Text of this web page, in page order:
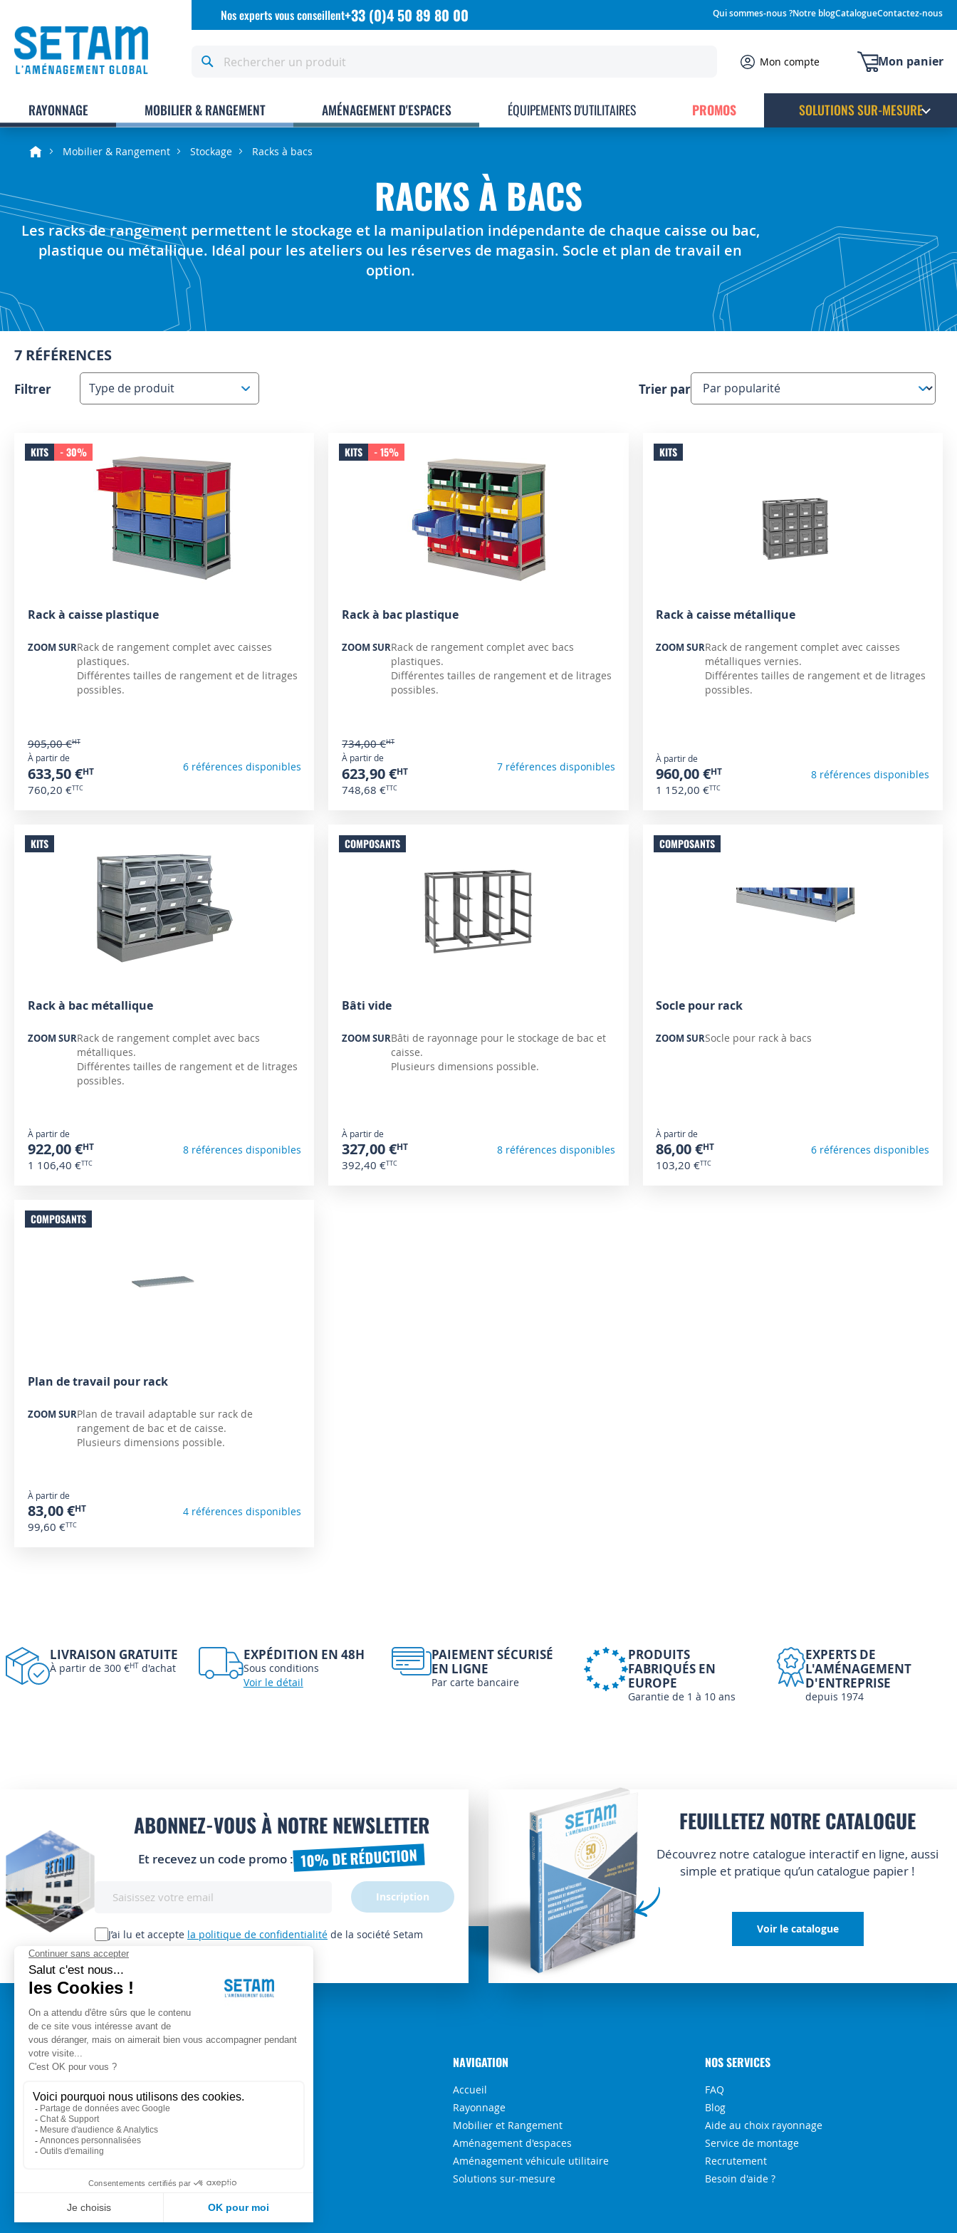
Allez
Qui sommes-nous ?Notre blogCatalogueContactez-nous
Nos experts vous conseillent+33 (0)4 50 89 80 00
Mon panier
Mon compte
RAYONNAGE MOBILIER & RANGEMENT AMÉNAGEMENT D'ESPACES ÉQUIPEMENTS D'UTILITAIRES PROMOS SOLUTIONS SUR-MESURE
Mobilier & Rangement Stockage Racks à bacs
RACKS À BACS
Les racks de rangement permettent le stockage et la manipulation indépendante de chaque caisse ou bac,
plastique ou métallique. Idéal pour les ateliers ou les réserves de magasin. Socle et plan de travail en
option.
7 RÉFÉRENCES
Filtrer Type de produit Trier par
KITS - 30%
Rack à caisse plastique
ZOOM SURRack de rangement complet avec caisses
plastiques.
Différentes tailles de rangement et de litrages
possibles.
905,00 €
À partir de
633,50 €
760,20 €
6 références disponibles
KITS - 15%
Rack à bac plastique
ZOOM SURRack de rangement complet avec bacs
plastiques.
Différentes tailles de rangement et de litrages
possibles.
734,00 €
À partir de
623,90 €
748,68 €
7 références disponibles
KITS
Rack à caisse métallique
ZOOM SURRack de rangement complet avec caisses
métalliques vernies.
Différentes tailles de rangement et de litrages
possibles.
À partir de
960,00 €
1 152,00 €
8 références disponibles
KITS
Rack à bac métallique
ZOOM SURRack de rangement complet avec bacs
métalliques.
Différentes tailles de rangement et de litrages
possibles.
À partir de
922,00 €
1 106,40 €
8 références disponibles
COMPOSANTS
Bâti vide
ZOOM SURBâti de rayonnage pour le stockage de bac et
caisse.
Plusieurs dimensions possible.
À partir de
327,00 €
392,40 €
8 références disponibles
COMPOSANTS
Socle pour rack
ZOOM SURSocle pour rack à bacs
À partir de
86,00 €
103,20 €
6 références disponibles
COMPOSANTS
Plan de travail pour rack
ZOOM SURPlan de travail adaptable sur rack de
rangement de bac et de caisse.
Plusieurs dimensions possible.
À partir de
83,00 €
99,60 €
4 références disponibles
LIVRAISON GRATUITE
À partir de 300 €HT d'achat
EXPÉDITION EN 48H
Sous conditions
Voir le détail
PAIEMENT SÉCURISÉ
EN LIGNE
Par carte bancaire
PRODUITS
FABRIQUÉS EN
EUROPE
Garantie de 1 à 10 ans
EXPERTS DE
L'AMÉNAGEMENT
D'ENTREPRISE
depuis 1974
ABONNEZ-VOUS À NOTRE NEWSLETTER
Et recevez un code promo : 10% DE RÉDUCTION
lettre
d’information
:
J’ai lu et accepte la politique de confidentialité de la société Setam
Inscription
FEUILLETEZ NOTRE CATALOGUE
Découvrez notre catalogue interactif en ligne, aussi
simple et pratique qu’un catalogue papier !
Voir le catalogue
Setam Siège Social
153, rue de L'Arve
74950 SCIONZIER
Nos experts vous conseillent
Qui sommes-nous ?
Contact
NAVIGATION
Accueil
Rayonnage
Mobilier et Rangement
Aménagement d'espaces
Aménagement véhicule utilitaire
Solutions sur-mesure
NOS SERVICES
FAQ
Blog
Aide au choix rayonnage
Service de montage
Recrutement
Besoin d'aide ?